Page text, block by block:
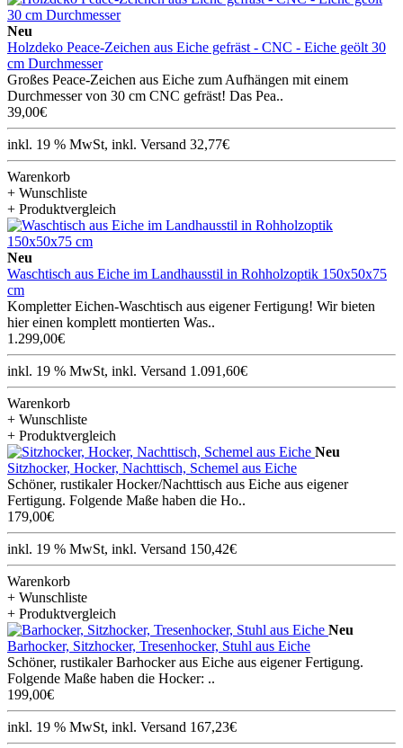
Neu
Holzdeko Peace-Zeichen aus Eiche gefräst - CNC - Eiche geölt 30
cm Durchmesser
Großes Peace-Zeichen aus Eiche zum Aufhängen mit einem
Durchmesser von 30 cm CNC gefräst! Das Pea..
39,00€
inkl. 19 % MwSt, inkl. Versand 32,77€
Warenkorb
+ Wunschliste
+ Produktvergleich
Neu
Waschtisch aus Eiche im Landhausstil in Rohholzoptik 150x50x75
cm
Kompletter Eichen-Waschtisch aus eigener Fertigung! Wir bieten
hier einen komplett montierten Was..
1.299,00€
inkl. 19 % MwSt, inkl. Versand 1.091,60€
Warenkorb
+ Wunschliste
+ Produktvergleich
Neu
Sitzhocker, Hocker, Nachttisch, Schemel aus Eiche
Schöner, rustikaler Hocker/Nachttisch aus Eiche aus eigener
Fertigung. Folgende Maße haben die Ho..
179,00€
inkl. 19 % MwSt, inkl. Versand 150,42€
Warenkorb
+ Wunschliste
+ Produktvergleich
Neu
Barhocker, Sitzhocker, Tresenhocker, Stuhl aus Eiche
Schöner, rustikaler Barhocker aus Eiche aus eigener Fertigung.
Folgende Maße haben die Hocker: ..
199,00€
inkl. 19 % MwSt, inkl. Versand 167,23€